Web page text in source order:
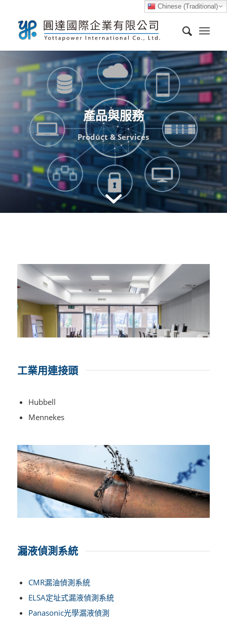
產品與服務
Product & Services
工業用連接頭
Hubbell
Mennekes
漏液偵測系統
CMR漏油偵測系統
ELSA定址式漏液偵測系統
Panasonic光學漏液偵測
Chinese (Traditional)